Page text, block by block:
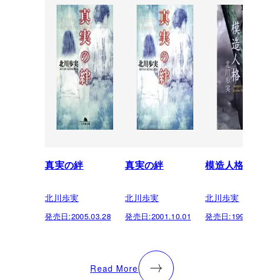
真実の絆
北川歩実
発売日:2005.03.28
真実の絆
北川歩実
発売日:2001.10.01
模造人格
北川歩実
発売日:
Read More